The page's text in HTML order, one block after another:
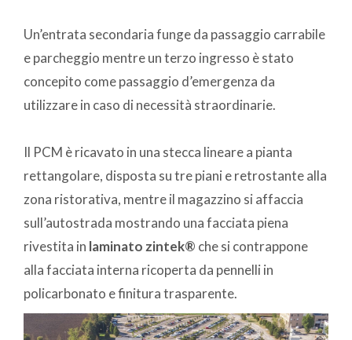
Un’entrata secondaria funge da passaggio carrabile
e parcheggio mentre un terzo ingresso è stato
concepito come passaggio d’emergenza da
utilizzare in caso di necessità straordinarie.
Il PCM è ricavato in una stecca lineare a pianta
rettangolare, disposta su tre piani e retrostante alla
zona ristorativa, mentre il magazzino si affaccia
sull’autostrada mostrando una facciata piena
rivestita in laminato zintek® che si contrappone
alla facciata interna ricoperta da pennelli in
policarbonato e finitura trasparente.